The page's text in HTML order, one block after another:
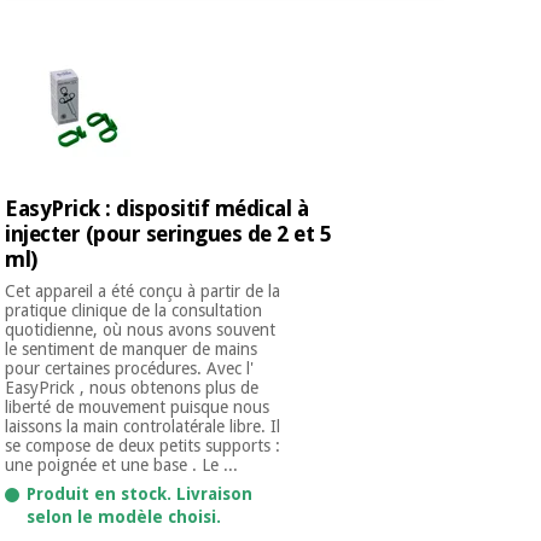
Offres
Académie
Tech
Fisaude
Médecine
traditionnelle
chinoise
clinique
Armoires
thérapeutiques
Matériel de
protection
essentiel
pour les
coronavirus
Aérobic,
fitness
Nouveautes
Outlet
Académie
Tech
Fisaude
équipement
médical
Médecine
traditionnelle
chinoise
Mobilier
clinique
Armoires
thérapeutiques
EasyPrick : dispositif médical à
injecter (pour seringues de 2 et 5
ml)
Cet appareil a été conçu à partir de la
pratique clinique de la consultation
quotidienne, où nous avons souvent
le sentiment de manquer de mains
pour certaines procédures. Avec l'
EasyPrick , nous obtenons plus de
liberté de mouvement puisque nous
laissons la main controlatérale libre. Il
se compose de deux petits supports :
une poignée et une base . Le ...
Produit en stock. Livraison
selon le modèle choisi.